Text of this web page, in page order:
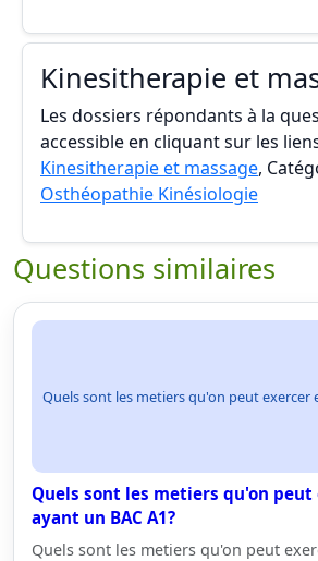
Kinesitherapie et
Les dossiers répondants à la
accessible en cliquant sur les
Kinesitherapie et massage,
Osthéopathie Kinésiologie
Questions similaires
Quels sont les metiers qu'on peut exercer
Quels sont les metiers qu'on peut
ayant un BAC A1?
Quels sont les metiers qu'on peut